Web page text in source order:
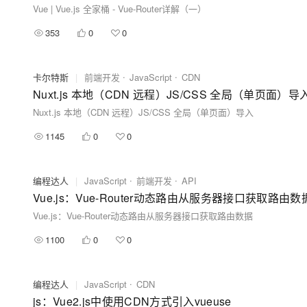
Vue | Vue.js 全家桶 - Vue-Router详解（一）
353
0 0
卡尔特斯 | 前端开发 JavaScript CDN
Nuxt.js 本地（CDN 远程）JS/CSS 全局（单页面）导
Nuxt.js 本地（CDN 远程）JS/CSS 全局（单页面）导入
1145
0 0
编程达人 | JavaScript 前端开发 API
Vue.js：Vue-Router动态路由从服务器接口获取路由数
Vue.js：Vue-Router动态路由从服务器接口获取路由数据
1100
0 0
编程达人 | JavaScript CDN
js：Vue2.js中使用CDN方式引入vueuse